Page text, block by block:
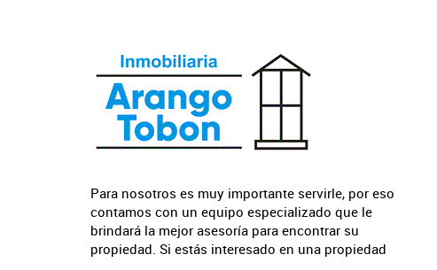
Para nosotros es muy importante servirle, por eso
contamos con un equipo especializado que le
brindará la mejor asesoría para encontrar su
propiedad. Si estás interesado en una propiedad